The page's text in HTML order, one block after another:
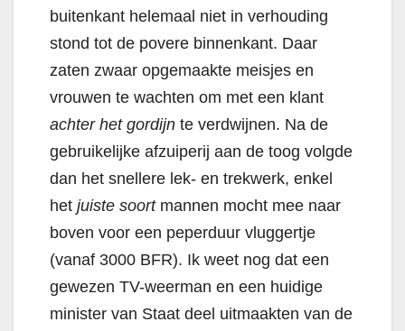
buitenkant helemaal niet in verhouding
stond tot de povere binnenkant. Daar
zaten zwaar opgemaakte meisjes en
vrouwen te wachten om met een klant
achter het gordijn te verdwijnen. Na de
gebruikelijke afzuiperij aan de toog volgde
dan het snellere lek- en trekwerk, enkel
het juiste soortmannen mocht mee naar
boven voor een peperduur vluggertje
(vanaf 3000 BFR). Ik weet nog dat een
gewezen TV-weerman en een huidige
minister van Staat deel uitmaakten van de